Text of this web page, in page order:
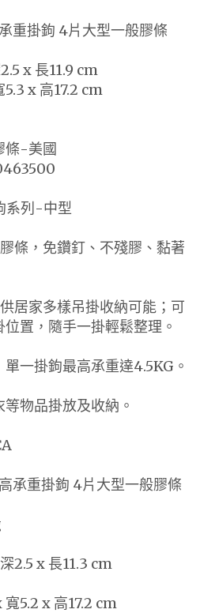
重掛鉤 4片大型一般膠條
x 長11.9 cm
5.3 x 高17.2 cm
條-美國
系列-中型
條，免鑽釘、不殘膠、黏著
居家多樣吊掛收納可能；可
置，隨手一掛輕鬆整理。
一掛鉤最高承重達4.5KG。
物品掛放及收納。
承重掛鉤 4片大型一般膠條
2.5 x 長11.3 cm
5.2 x 高17.2 cm